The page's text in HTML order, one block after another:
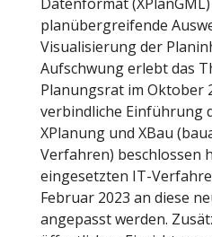
planübergreifende
Visualisierung der
Aufschwung erlebt das
Planungsrat im Oktober
verbindliche Einführung
XPlanung und XBau
Verfahren) beschlossen
eingesetzten IT-
Februar 2023 an diese
angepasst werden.